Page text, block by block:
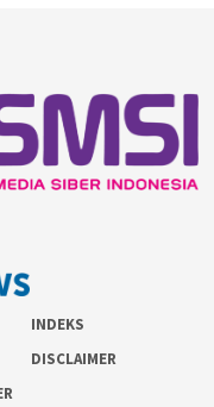
INDEKS
DISCLAIMER